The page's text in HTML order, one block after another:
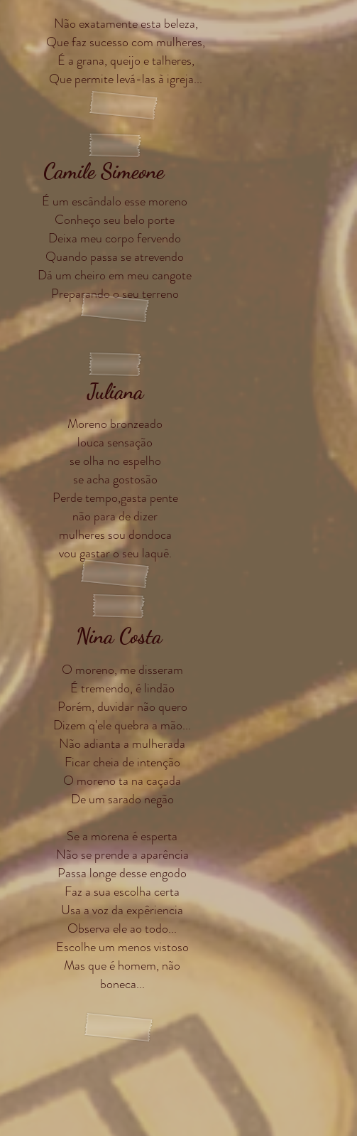
Não exatamente esta beleza,
Que faz sucesso com mulheres,
É a grana, queijo e talheres,
Que permite levá-las à igreja...
Camile Simeone
É um escândalo esse moreno
Conheço seu belo porte
Deixa meu corpo fervendo
Quando passa se atrevendo
Dá um cheiro em meu cangote
Preparando o seu terreno
Juliana
Moreno bronzeado
louca sensação
se olha no espelho
se acha gostosão
Perde tempo,gasta pente
não para de dizer
mulheres sou dondoca
vou gastar o seu laquê.
Nina Costa
O moreno, me disseram
É tremendo, é lindão
Porém, duvidar não quero
Dizem q'ele quebra a mão...
Não adianta a mulherada
Ficar cheia de intenção
O moreno ta na caçada
De um sarado negão
Se a morena é esperta
Não se prende a aparência
Passa longe desse engodo
Faz a sua escolha certa
Usa a voz da expêriencia
Observa ele ao todo...
Escolhe um menos vistoso
Mas que é homem, não
boneca...